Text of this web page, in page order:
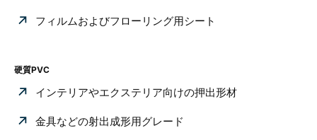
フィルムおよびフローリング用シート
硬質PVC
インテリアやエクステリア向けの押出形材
金具などの射出成形用グレード